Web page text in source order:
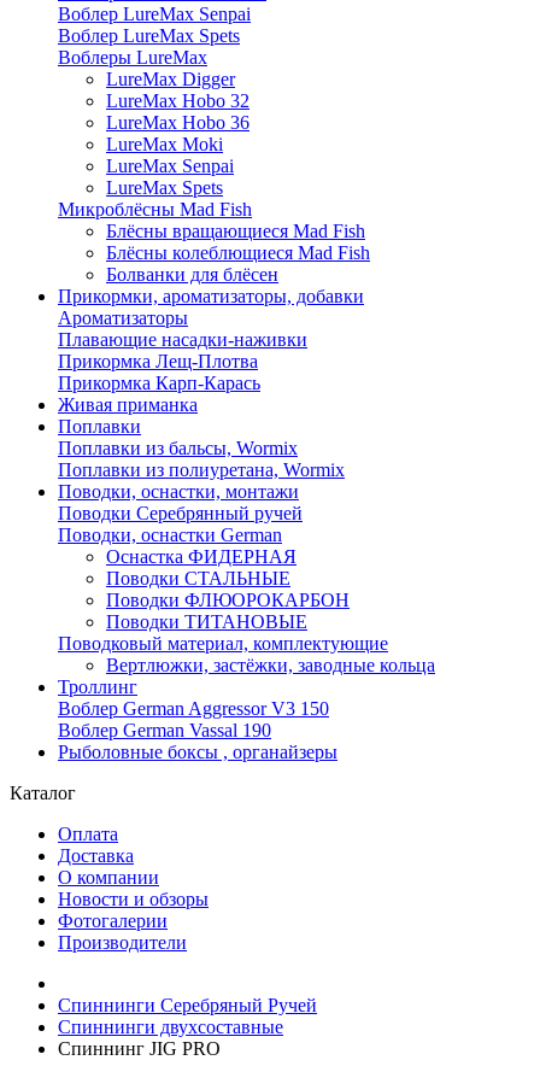
Воблер LureMax Senpai
Воблер LureMax Spets
Воблеры LureMax
LureMax Digger
LureMax Hobo 32
LureMax Hobo 36
LureMax Moki
LureMax Senpai
LureMax Spets
Микроблёсны Mad Fish
Блёсны вращающиеся Mad Fish
Блёсны колеблющиеся Mad Fish
Болванки для блёсен
Прикормки, ароматизаторы, добавки
Ароматизаторы
Плавающие насадки-наживки
Прикормка Лещ-Плотва
Прикормка Карп-Карась
Живая приманка
Поплавки
Поплавки из бальсы, Wormix
Поплавки из полиуретана, Wormix
Поводки, оснастки, монтажи
Поводки Серебрянный ручей
Поводки, оснастки German
Оснастка ФИДЕРНАЯ
Поводки СТАЛЬНЫЕ
Поводки ФЛЮОРОКАРБОН
Поводки ТИТАНОВЫЕ
Поводковый материал, комплектующие
Вертлюжки, застёжки, заводные кольца
Троллинг
Воблер German Aggressor V3 150
Воблер German Vassal 190
Рыболовные боксы , органайзеры
Каталог
Оплата
Доставка
О компании
Новости и обзоры
Фотогалерии
Производители
Спиннинги Серебряный Ручей
Спиннинги двухсоставные
Спиннинг JIG PRO